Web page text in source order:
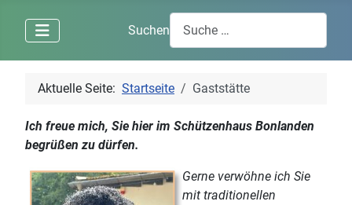
Suchen
Aktuelle Seite: Startseite Gaststätte
Ich freue mich, Sie hier im Schützenhaus Bonlanden
begrüßen zu dürfen.
Gerne verwöhne ich Sie
mit traditionellen